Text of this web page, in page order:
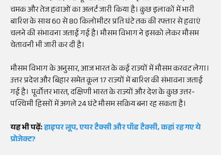
चमक और तेज हवाओं का अलर्ट जारी किया है। कुछ इलाकों में भारी
बारिश के साथ 60 से 80 किलोमीटर प्रति घंटे तक की रफ्तार से हवाएं
चलने की संभावना जताई गई है। मौसम विभाग ने इसको लेकर मौसम
चेतावनी भी जारी कर दी है।
मौसम विभाग के अनुसार, आज भारत के कई राज्यों में मौसम करवट लेगा।
उत्तर प्रदेश और बिहार समेत कूल 17 राज्यों में बारिश की संभावना जताई
गई है। पूर्वोत्तर भारत, दक्षिणी भारत के राज्यों और देश के कुछ उत्तर-
पश्चिमी हिस्सों में अगले 24 घंटे मौसम सक्रिय बना रह सकता है।
यह भी पढ़ें:हाइपर लूप, एयर टैक्सी और पॉड टैक्सी, कहां रह गए ये
प्रोजेक्ट?